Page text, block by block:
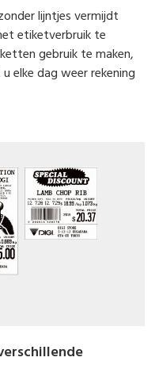
lijntjes vermijdt
etiketverbruik te
gebruik te maken,
elke dag weer rekening